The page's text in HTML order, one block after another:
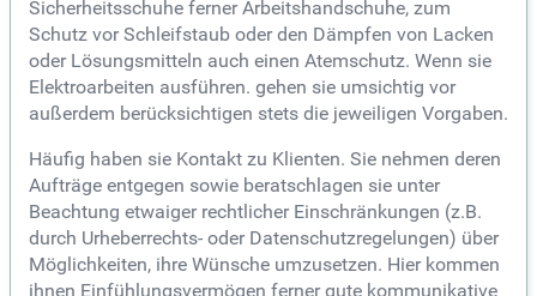
Sicherheitsschuhe ferner Arbeitshandschuhe, zum
Schutz vor Schleifstaub oder den Dämpfen von Lacken
oder Lösungsmitteln auch einen Atemschutz. Wenn sie
Elektroarbeiten ausführen. gehen sie umsichtig vor
außerdem berücksichtigen stets die jeweiligen Vorgaben.
Häufig haben sie Kontakt zu Klienten. Sie nehmen deren
Aufträge entgegen sowie beratschlagen sie unter
Beachtung etwaiger rechtlicher Einschränkungen (z.B.
durch Urheberrechts- oder Datenschutzregelungen) über
Möglichkeiten, ihre Wünsche umzusetzen. Hier kommen
ihnen Einfühlungsvermögen ferner gute kommunikative